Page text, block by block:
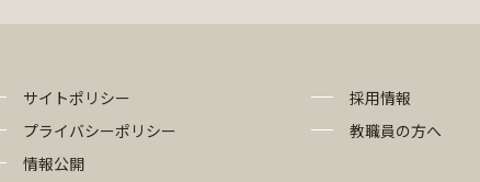
サイトポリシー
プライバシーポリシー
情報公開
採用情報
教職員の方へ